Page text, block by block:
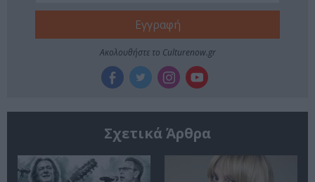
Ακολουθήστε το Culturenow.gr
Σχετικά Άρθρα